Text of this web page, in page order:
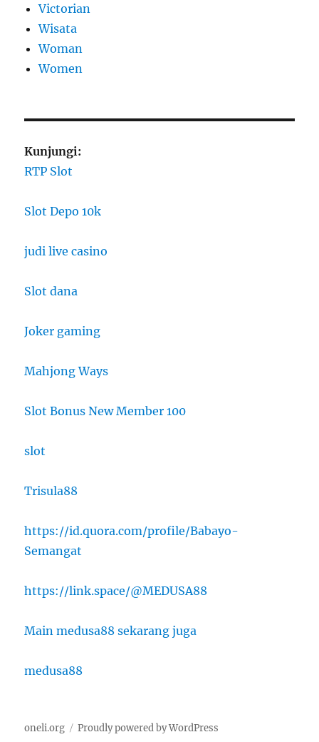
Victorian
Wisata
Woman
Women
Kunjungi:
RTP Slot
Slot Depo 10k
judi live casino
Slot dana
Joker gaming
Mahjong Ways
Slot Bonus New Member 100
slot
Trisula88
https://id.quora.com/profile/Babayo-
Semangat
https://link.space/@MEDUSA88
Main medusa88 sekarang juga
medusa88
oneli.org Proudly powered by WordPress